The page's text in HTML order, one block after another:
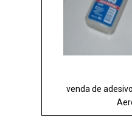
venda de